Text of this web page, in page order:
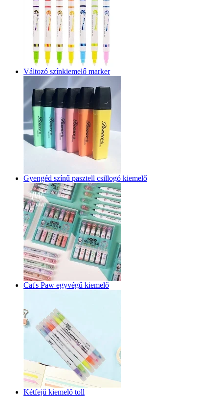
Változó színkiemelő marker
Gyengéd színű pasztell csillogó kiemelő
Cat's Paw egyvégű kiemelő
Kétfejű kiemelő toll